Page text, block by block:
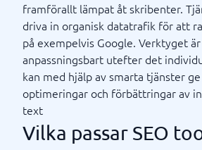
framförallt lämpat åt skribenter.
driva in organisk datatrafik för att
på exempelvis Google. Verktyget
anpassningsbart utefter det
kan med hjälp av smarta tjänster
optimeringar och förbättringar av
text
Vilka passar SEO